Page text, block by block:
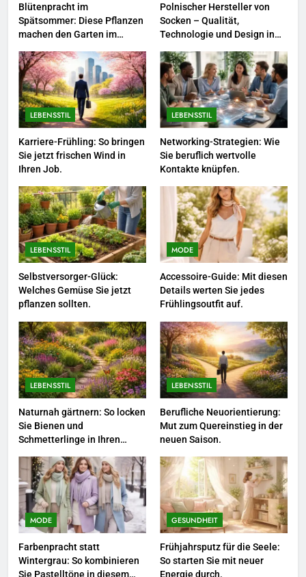
Berufliche Neuorientierung: Mut
zum Quereinstieg in der neuen
1
Blütenpracht im Spätsommer:
Diese Pflanzen machen den
schön
LEBENSSTIL
2
Polnischer Hersteller von
Socken – Qualität, Technologie
und Design in einem
MODE
3
Karriere-Frühling: So bringen Sie
jetzt frischen Wind in Ihren Job.
4
Networking-Strategien: Wie Sie
beruflich wertvolle Kontakte
LEBENSSTIL
5
Selbstversorger-Glück: Welches
Gemüse Sie jetzt pflanzen
sollten.
LEBENSSTIL
6
Accessoire-Guide: Mit diesen
Details werten Sie jedes
Blütenpracht im
Spätsommer: Diese Pflanzen
machen den Garten im
Polnischer Hersteller von
Socken – Qualität,
Technologie und Design in
LEBENSSTIL
Karriere-Frühling: So bringen
Sie jetzt frischen Wind in
Ihren Job.
LEBENSSTIL
Networking-Strategien: Wie
Sie beruflich wertvolle
Kontakte knüpfen.
LEBENSSTIL
Selbstversorger-Glück:
Welches Gemüse Sie jetzt
pflanzen sollten.
MODE
Accessoire-Guide: Mit diesen
Details werten Sie jedes
Frühlingsoutfit auf.
LEBENSSTIL
Naturnah gärtnern: So locken
Sie Bienen und
Schmetterlinge in Ihren
LEBENSSTIL
Berufliche Neuorientierung:
Mut zum Quereinstieg in der
neuen Saison.
MODE
Farbenpracht statt
Wintergrau: So kombinieren
Sie Pastelltöne in diesem
GESUNDHEIT
Frühjahrsputz für die Seele:
So starten Sie mit neuer
Energie durch.